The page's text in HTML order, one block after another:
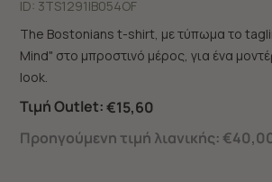
ID: 3TS1291|B054OF
The Bostonians t-shirt, με τύπωμα το
Mind" στο μπροστινό μέρος, για ένα
look.
Τιμή Outlet:€15,60
Προηγούμενη τιμή λιανικής: